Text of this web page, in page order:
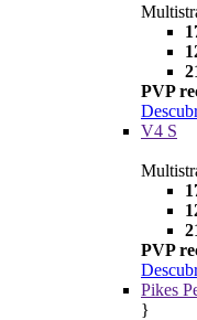
PVP
V4 S
PVP
Pikes
}